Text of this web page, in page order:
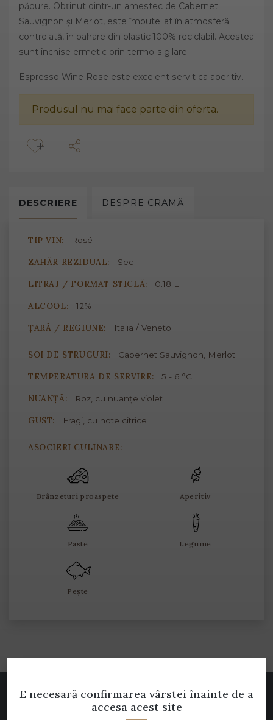
pădure. Obținut dintr-un amestec de Cabernet
Sauvignon și Merlot, este îmbuteliat în atmosferă
controlată, în pahare din plastic 100% reciclabil. Acestea
sunt închise ermetic prin termo-sigilare.
Espresso Wine Rose este excelent servit ca aperitiv.
Produsul nu mai face parte din oferta.
DESCRIERE DESPRE CRAMĂ
TIP VIN: Rosé
ZAHĂR REZIDUAL: Sec
LITRAJ / FORMAT STICLĂ: 0.18 L
ALCOOL: 12%
ȚARĂ / REGIUNE: Italia / Veneto
SOI DE STRUGURI: Cabernet Sauvignon, Merlot
TEMPERATURA DE SERVIRE: 5 - 6 °C
NUANȚĂ: Roz, cu nuanțe violet
GUST: Fragi, cu note citrice
ASOCIERI CULINARE:
Brânzeturi proaspete Aperitiv
Paste Legume
Pește
Parteneri
Cramele noastre
E necesară confirmarea vârstei înainte de a
accesa acest site